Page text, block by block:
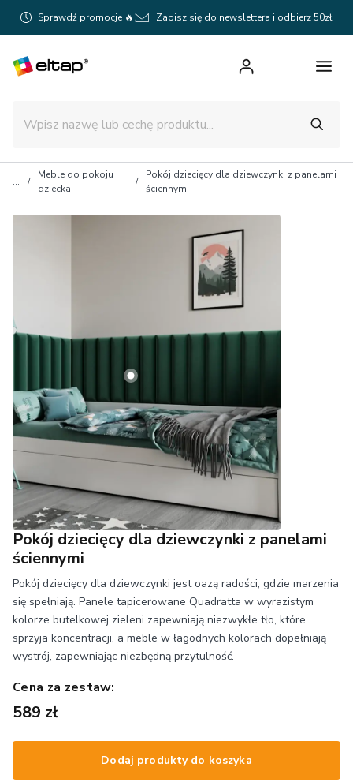
Sprawdź promocje 🔥 Zapisz się do newslettera i odbierz 50zł
Meble do pokoju
dziecka
Pokój dziecięcy dla dziewczynki z panelami
ściennymi
Pokój dziecięcy dla dziewczynki z panelami
ściennymi
Pokój dziecięcy dla dziewczynki jest oazą radości, gdzie marzenia
się spełniają. Panele tapicerowane Quadratta w wyrazistym
kolorze butelkowej zieleni zapewniają niezwykłe tło, które
sprzyja koncentracji, a meble w łagodnych kolorach dopełniają
wystrój, zapewniając niezbędną przytulność.
Cena za zestaw:
589 zł
Dodaj produkty do koszyka